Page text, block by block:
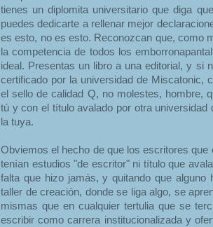
tienes un diplomita universitario que diga
puedes dedicarte a rellenar mejor
es esto, no es esto. Reconozcan que, como
la competencia de todos los
ideal. Presentas un libro a una editorial, y si
certificado por la universidad de Miscatonic,
el sello de calidad Q, no molestes, hombre,
tú y con el título avalado por otra
la tuya.
Obviemos el hecho de que los escritores
tenían estudios "de escritor" ni título que
falta que hizo jamás, y quitando que alguno
taller de creación, donde se liga algo, se
mismas que en cualquier tertulia que se
escribir como carrera institucionalizada y